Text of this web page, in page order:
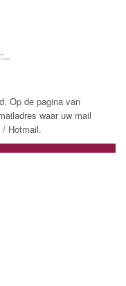
Op de pagina van
waar uw mail
/ Hotmail.